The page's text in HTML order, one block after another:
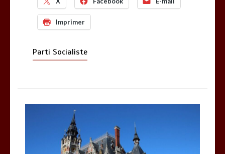
Imprimer
Parti Socialiste